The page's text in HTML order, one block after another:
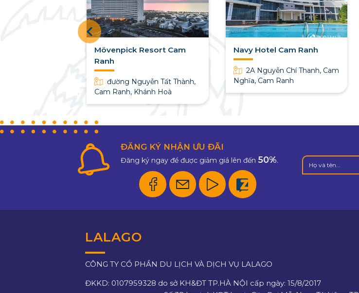
Mövenpick Resort Cam
Ranh
đường Nguyễn Tất Thành,
Cam Ranh, Khánh Hoà
Navy Hotel Cam Ranh
2A Nguyễn Chí Thanh, Cam
Nghĩa, Cam Ranh
ĐĂNG KÝ NHẬN ƯU ĐÃI
Đăng ký ngay để được giảm giá lên đến 50%.
LALAGO
CÔNG TY CỔ PHẦN DU LỊCH VÀ DỊCH VỤ LALAGO
ĐKKD: 0107959328 do sở KH&ĐT TP.HÀ NỘI cấp ngày: 15/8/2017